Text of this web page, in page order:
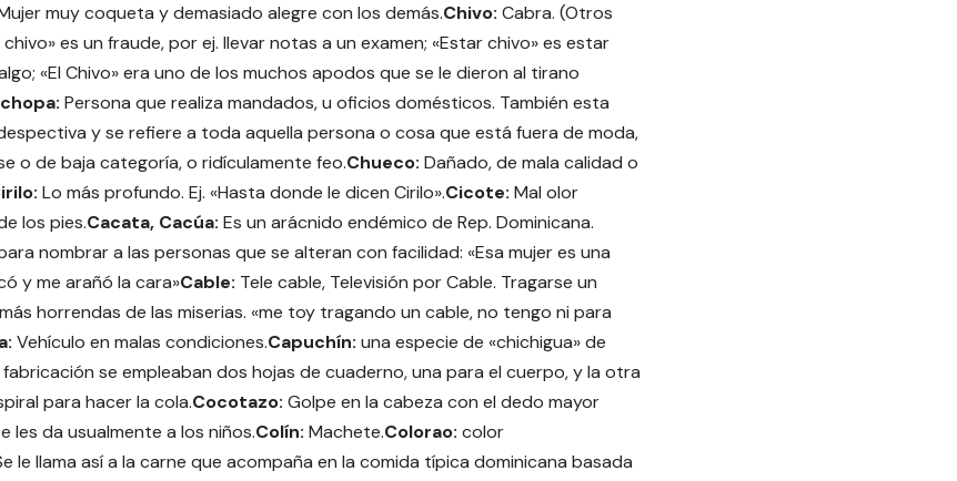
muy coqueta y demasiado alegre con los demás.Chivo: Cabra. (Otros
es un fraude, por ej. llevar notas a un examen; «Estar chivo» es estar
«El Chivo» era uno de los muchos apodos que se le dieron al tirano
Persona que realiza mandados, u oficios domésticos. También esta
y se refiere a toda aquella persona o cosa que está fuera de moda,
o de baja categoría, o ridículamente feo.Chueco: Dañado, de mala calidad o
Lo más profundo. Ej. «Hasta donde le dicen Cirilo».Cicote: Mal olor
los pies.Cacata, Cacúa: Es un arácnido endémico de Rep. Dominicana.
nombrar a las personas que se alteran con facilidad: «Esa mujer es una
y me arañó la cara»Cable: Tele cable, Televisión por Cable. Tragarse un
horrendas de las miserias. «me toy tragando un cable, no tengo ni para
Vehículo en malas condiciones.Capuchín: una especie de «chichigua» de
se empleaban dos hojas de cuaderno, una para el cuerpo, y la otra
para hacer la cola.Cocotazo: Golpe en la cabeza con el dedo mayor
les da usualmente a los niños.Colín: Machete.Colorao: color
le llama así a la carne que acompaña en la comida típica dominicana basada